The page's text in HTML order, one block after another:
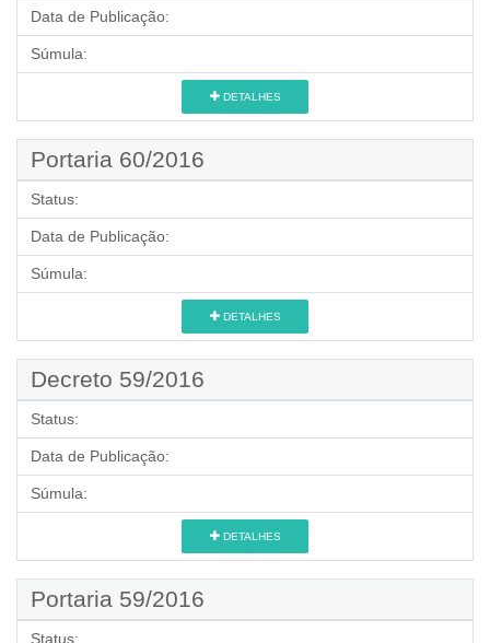
Data de Publicação:
Súmula:
DETALHES
Portaria 60/2016
Status:
Data de Publicação:
Súmula:
DETALHES
Decreto 59/2016
Status:
Data de Publicação:
Súmula:
DETALHES
Portaria 59/2016
Status: